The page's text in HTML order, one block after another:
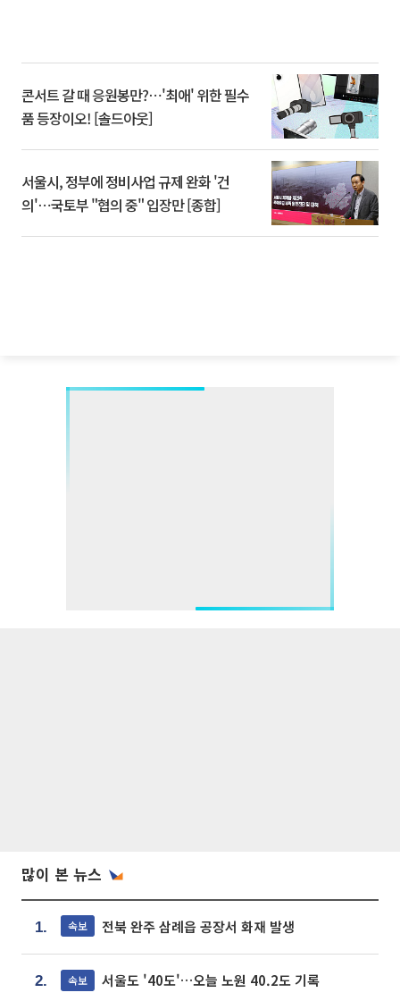
콘서트 갈 때 응원봉만?⋯'최애' 위한 필수
품 등장이오! [솔드아웃]
서울시, 정부에 정비사업 규제 완화 '건
의'⋯국토부 "협의 중" 입장만 [종합]
많이 본 뉴스
1. 속보 전북 완주 삼례읍 공장서 화재 발생
2. 속보 서울도 '40도'…오늘 노원 40.2도 기록